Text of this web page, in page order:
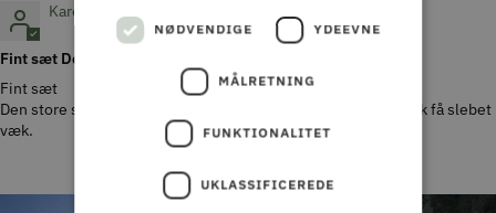
Karen Malle
Fint sæt Den store splint
Fint sæt
Den store splint, der sidder på det ene af skafterne skal vi nok få slebet
væk.
NØDVENDIGE YDEEVNE
MÅLRETNING
FUNKTIONALITET
UKLASSIFICEREDE